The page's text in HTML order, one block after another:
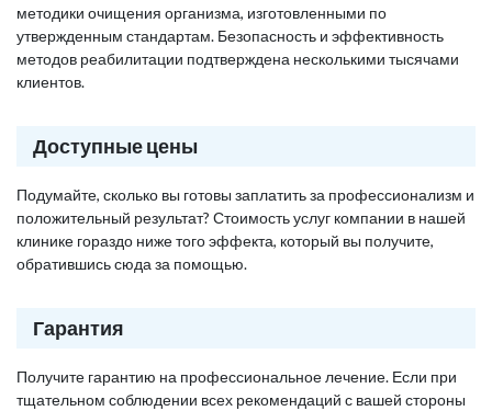
методики очищения организма, изготовленными по
утвержденным стандартам. Безопасность и эффективность
методов реабилитации подтверждена несколькими тысячами
клиентов.
Доступные цены
Подумайте, сколько вы готовы заплатить за профессионализм и
положительный результат? Стоимость услуг компании в нашей
клинике гораздо ниже того эффекта, который вы получите,
обратившись сюда за помощью.
Гарантия
Получите гарантию на профессиональное лечение. Если при
тщательном соблюдении всех рекомендаций с вашей стороны